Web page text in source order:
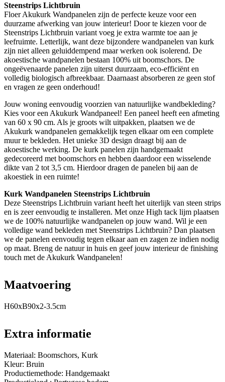
Steenstrips Lichtbruin
Floer Akukurk Wandpanelen zijn de perfecte keuze voor een
duurzame afwerking van jouw interieur! Door te kiezen voor de
Steenstrips Lichtbruin variant voeg je extra warmte toe aan je
leefruimte. Letterlijk, want deze bijzondere wandpanelen van kurk
zijn niet alleen geluiddempend maar werken ook isolerend. De
akoestische wandpanelen bestaan 100% uit boomschors. De
ongeëvenaarde panelen zijn uiterst duurzaam, eco-efficiënt en
volledig biologisch afbreekbaar. Daarnaast absorberen ze geen stof
en vragen ze geen onderhoud!
Jouw woning eenvoudig voorzien van natuurlijke wandbekleding?
Kies voor een Akukurk Wandpaneel! Een paneel heeft een afmeting
van 60 x 90 cm. Als je groots wilt uitpakken, plaatsen we de
Akukurk wandpanelen gemakkelijk tegen elkaar om een complete
muur te bekleden. Het unieke 3D design draagt bij aan de
akoestische werking. De kurk panelen zijn handgemaakt
gedecoreerd met boomschors en hebben daardoor een wisselende
dikte van 2 tot 3,5 cm. Hierdoor dragen de panelen bij aan de
akoestiek in een ruimte!
Kurk Wandpanelen Steenstrips Lichtbruin
Deze Steenstrips Lichtbruin variant heeft het uiterlijk van steen strips
en is zeer eenvoudig te installeren. Met onze High tack lijm plaatsen
we de 100% natuurlijke wandpanelen op jouw wand. Wil je een
volledige wand bekleden met Steenstrips Lichtbruin? Dan plaatsen
we de panelen eenvoudig tegen elkaar aan en zagen ze indien nodig
op maat. Breng de natuur in huis en geef jouw interieur de finishing
touch met de Akukurk Wandpanelen!
Maatvoering
H60xB90x2-3.5cm
Extra informatie
Materiaal: Boomschors, Kurk
Kleur: Bruin
Productiemethode: Handgemaakt